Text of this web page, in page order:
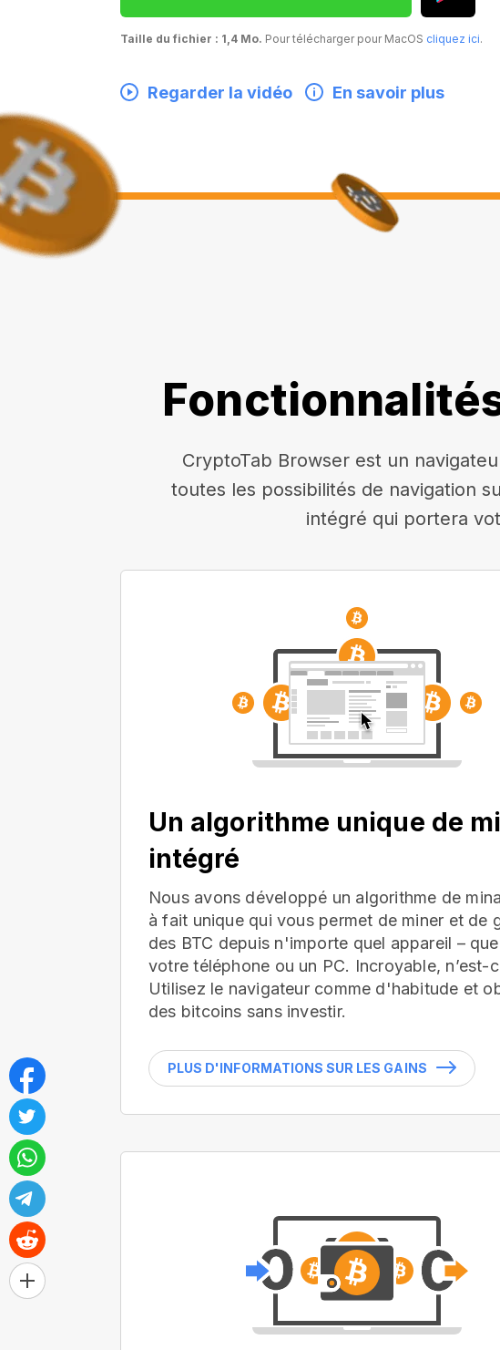
Taille du fichier : 1,4 Mo. Pour télécharger pour MacOS cliquez ici.
Regarder la vidéo En savoir plus
CryptoTab Browser est un
toutes les possibilités de navigation
intégré qui portera
Un algorithme unique de
intégré
Nous avons développé un algorithme de
à fait unique qui vous permet de miner et de
des BTC depuis n'importe quel appareil –
votre téléphone ou un PC. Incroyable, n’est-
Utilisez le navigateur comme d'habitude et
des bitcoins sans investir.
PLUS D'INFORMATIONS SUR LES GAINS